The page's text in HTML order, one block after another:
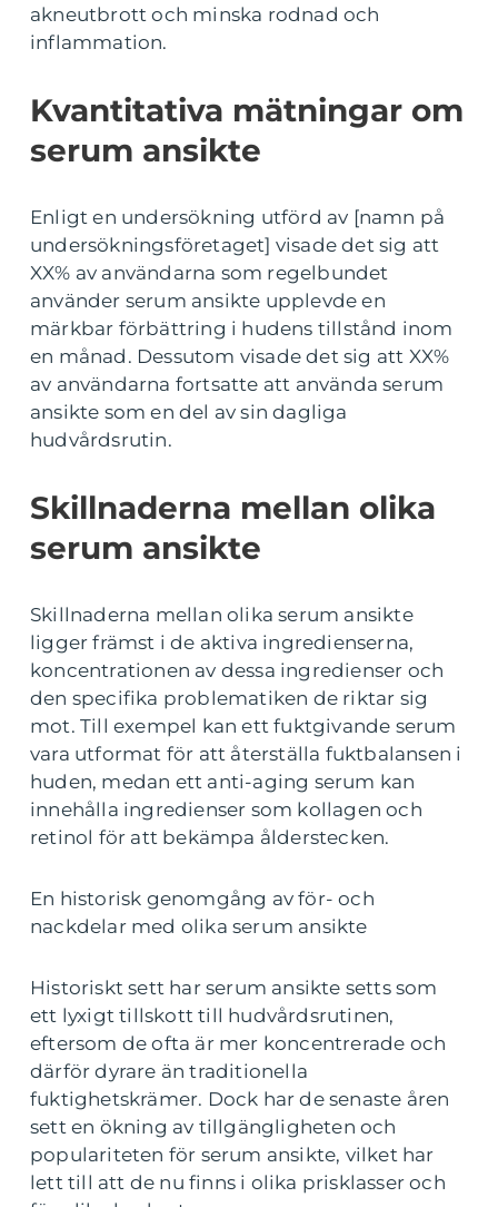
akneutbrott och minska rodnad och
inflammation.
Kvantitativa mätningar om
serum ansikte
Enligt en undersökning utförd av [namn på
undersökningsföretaget] visade det sig att
XX% av användarna som regelbundet
använder serum ansikte upplevde en
märkbar förbättring i hudens tillstånd inom
en månad. Dessutom visade det sig att XX%
av användarna fortsatte att använda serum
ansikte som en del av sin dagliga
hudvårdsrutin.
Skillnaderna mellan olika
serum ansikte
Skillnaderna mellan olika serum ansikte
ligger främst i de aktiva ingredienserna,
koncentrationen av dessa ingredienser och
den specifika problematiken de riktar sig
mot. Till exempel kan ett fuktgivande serum
vara utformat för att återställa fuktbalansen i
huden, medan ett anti-aging serum kan
innehålla ingredienser som kollagen och
retinol för att bekämpa ålderstecken.
En historisk genomgång av för- och
nackdelar med olika serum ansikte
Historiskt sett har serum ansikte setts som
ett lyxigt tillskott till hudvårdsrutinen,
eftersom de ofta är mer koncentrerade och
därför dyrare än traditionella
fuktighetskrämer. Dock har de senaste åren
sett en ökning av tillgängligheten och
populariteten för serum ansikte, vilket har
lett till att de nu finns i olika prisklasser och